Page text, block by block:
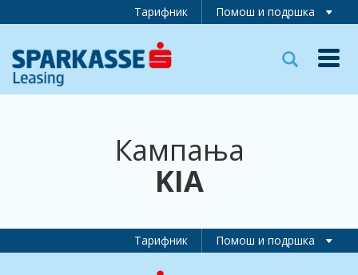
Помош и подршка
Тарифник
Кампања
KIA
Помош и подршка
Тарифник